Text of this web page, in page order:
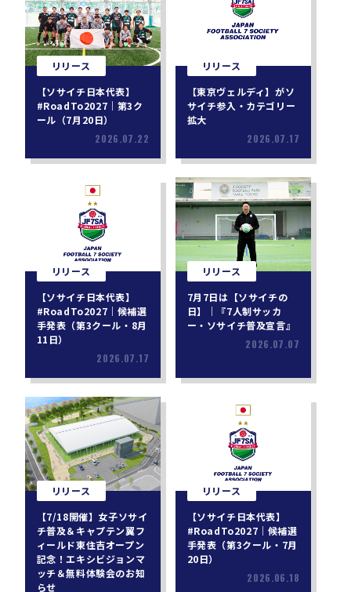
リリース
【ソサイチ日本代表】
#RoadTo2027｜第3ク
ール（7月20日）
2026.07.22
リリース
【東京ヴェルディ】がソ
サイチ参入・カテゴリー
拡大
2026.07.17
リリース
【ソサイチ日本代表】
#RoadTo2027｜候補選
手発表（第3クール・8月
11日）
2026.07.17
リリース
7月7日は【ソサイチの
日】｜『7人制サッカ
ー・ソサイチ普及宣言』
2026.07.07
リリース
【7/18開催】女子ソサイ
チ普及＆キャプテン翼フ
ィールド東住吉オープン
記念！エキシビジョンマ
ッチ＆無料体験会のお知
らせ
リリース
【ソサイチ日本代表】
#RoadTo2027｜候補選
手発表（第3クール・7月
20日）
2026.06.18